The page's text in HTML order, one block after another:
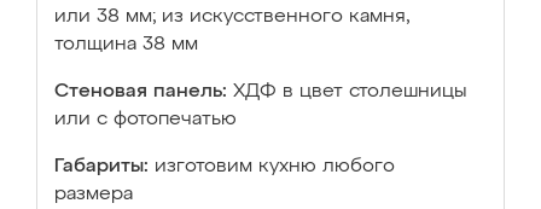
или 38 мм; из искусственного камня,
толщина 38 мм
Стеновая панель: ХДФ в цвет столешницы
или с фотопечатью
Габариты: изготовим кухню любого
размера